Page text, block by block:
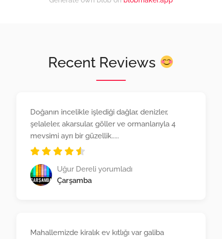
Recent Reviews
Doğanın incelikle işlediği dağlar, denizler,
şelaleler, akarsular, göller ve ormanlarıyla 4
mevsimi ayrı bir güzellik.....
Uğur Dereli yorumladı
Çarşamba
Mahallemizde kiralık ev kıtlığı var galiba